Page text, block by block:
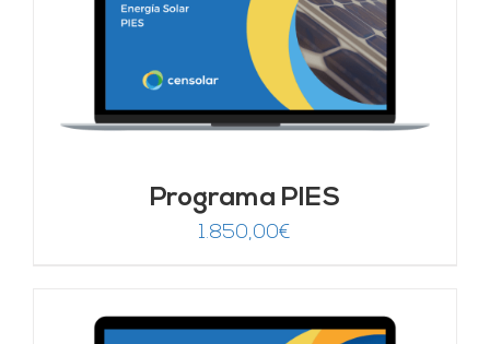
Programa PIES
1.850,00€